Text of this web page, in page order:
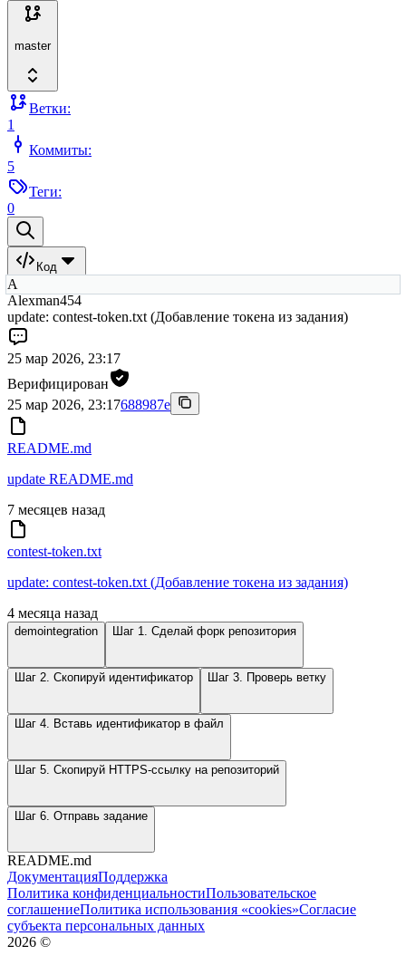
master
Ветки:
1
Коммиты:
5
Теги:
0
Код
A
Alexman454
update: contest-token.txt (Добавление токена из задания)
25 мар 2026, 23:17
Верифицирован
25 мар 2026, 23:17688987e
README.md
update README.md
7 месяцев назад
contest-token.txt
update: contest-token.txt (Добавление токена из задания)
4 месяца назад
demointegration Шаг 1. Сделай форк репозитория
Шаг 2. Скопируй идентификатор Шаг 3. Проверь ветку
Шаг 4. Вставь идентификатор в файл
Шаг 5. Скопируй HTTPS-ссылку на репозиторий
Шаг 6. Отправь задание
README.md
ДокументацияПоддержка
Политика конфиденциальностиПользовательское
соглашениеПолитика использования «cookies»Согласие
субъекта персональных данных
2026 ©